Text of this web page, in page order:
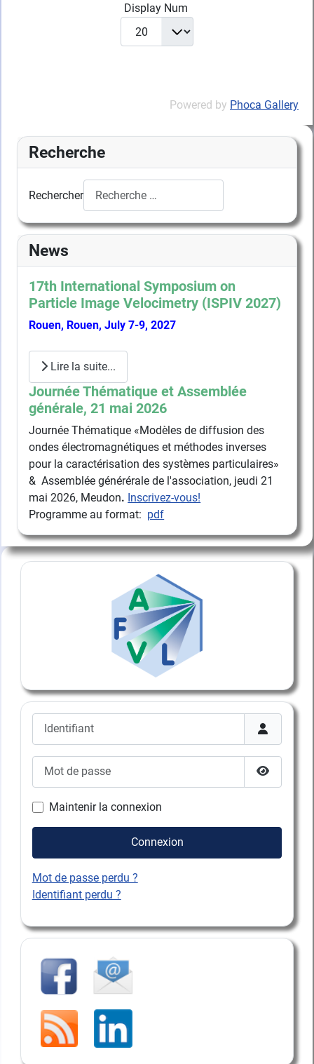
Afficher
Maintenir la connexion
Connexion
Mot de passe perdu ?
Identifiant perdu ?
Display Num
Powered by Phoca Gallery
Recherche
Rechercher
News
17th International Symposium on
Particle Image Velocimetry (ISPIV 2027)
Rouen, Rouen, July 7-9, 2027
Lire la suite...
Journée Thématique et Assemblée
générale, 21 mai 2026
Journée Thématique «Modèles de diffusion des
ondes électromagnétiques et méthodes inverses
pour la caractérisation des systèmes particulaires»
& Assemblée générérale de l'association, jeudi 21
mai 2026, Meudon. Inscrivez-vous!
Programme au format: pdf